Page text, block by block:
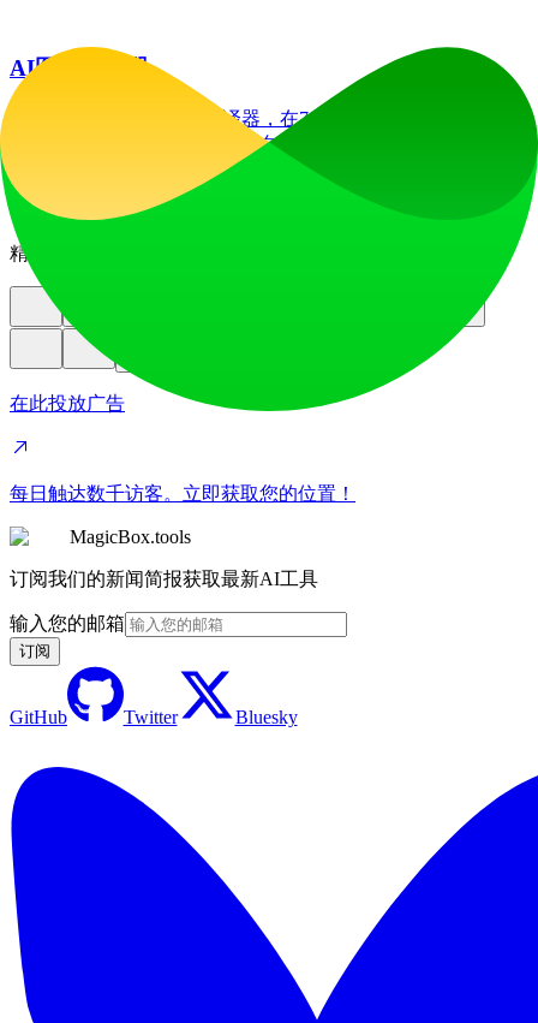
AI图像翻译器
借助我们先进的AI图像翻译器，在70多种语言间实现图像文
字翻译，助您将产品更好地推向全球各国市场。
education
精选
在此投放广告
每日触达数千访客。立即获取您的位置！
MagicBox.tools
订阅我们的新闻简报获取最新AI工具
输入您的邮箱
订阅
GitHub Twitter Bluesky